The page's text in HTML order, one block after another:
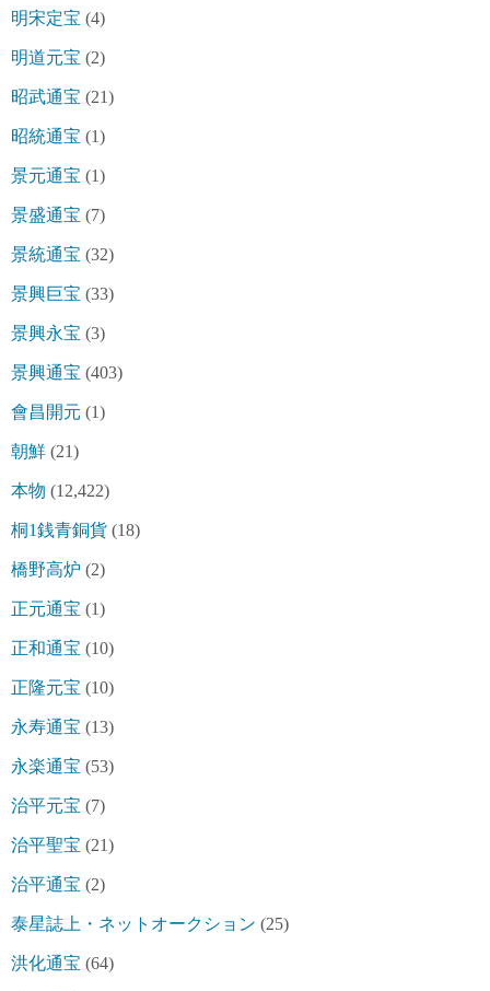
明宋定宝 (4)
明道元宝 (2)
昭武通宝 (21)
昭統通宝 (1)
景元通宝 (1)
景盛通宝 (7)
景統通宝 (32)
景興巨宝 (33)
景興永宝 (3)
景興通宝 (403)
會昌開元 (1)
朝鮮 (21)
本物 (12,422)
桐1銭青銅貨 (18)
橋野高炉 (2)
正元通宝 (1)
正和通宝 (10)
正隆元宝 (10)
永寿通宝 (13)
永楽通宝 (53)
治平元宝 (7)
治平聖宝 (21)
治平通宝 (2)
泰星誌上・ネットオークション (25)
洪化通宝 (64)